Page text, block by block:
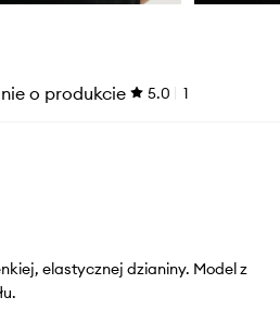
o produkcie 5.0 1
elastycznej dzianiny. Model z